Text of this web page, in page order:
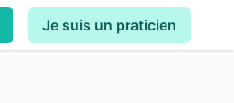
Je suis un praticien